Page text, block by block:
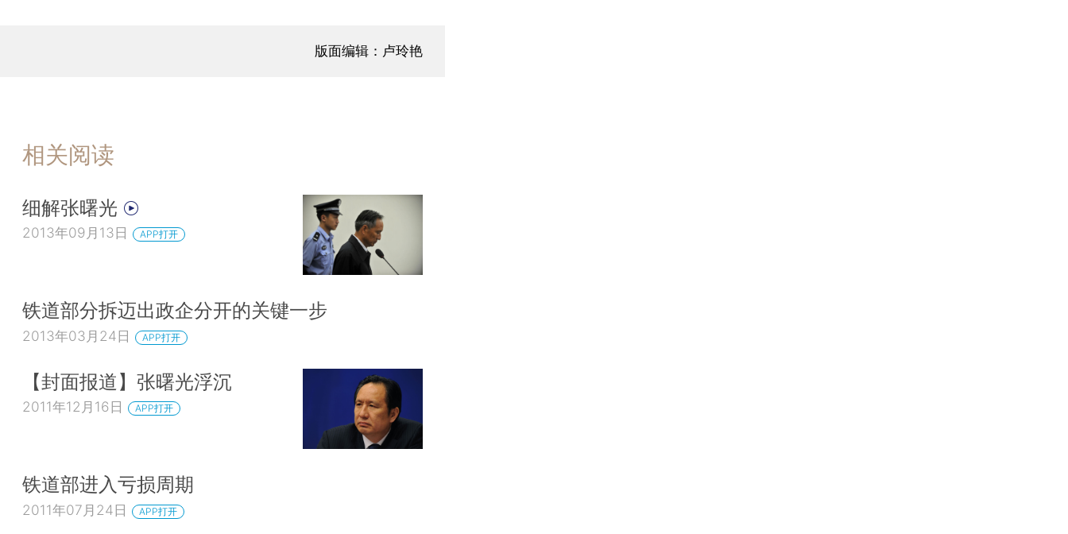
版面编辑：卢玲艳
相关阅读
细解张曙光
2013年09月13日 APP打开
铁道部分拆迈出政企分开的关键一步
2013年03月24日 APP打开
【封面报道】张曙光浮沉
2011年12月16日 APP打开
铁道部进入亏损周期
2011年07月24日 APP打开